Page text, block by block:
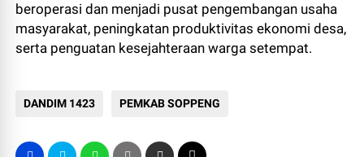
beroperasi dan menjadi pusat pengembangan usaha
masyarakat, peningkatan produktivitas ekonomi desa,
serta penguatan kesejahteraan warga setempat.
DANDIM 1423 PEMKAB SOPPENG